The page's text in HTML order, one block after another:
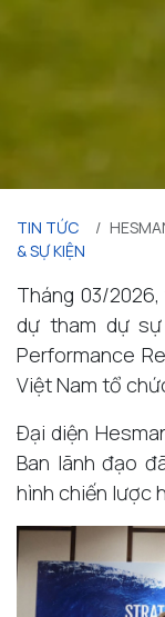
TIN TỨC
& SỰ KIỆN
HESMAN
Tháng 03/
dự tham dự
Performance
Việt Nam tổ
Đại diện
Ban lãnh đạo
hình chiến lược